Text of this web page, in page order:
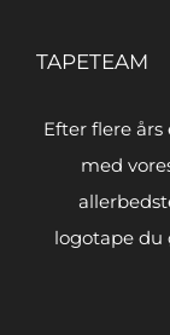
TAPETEAM
Efter flere
med
logotape du